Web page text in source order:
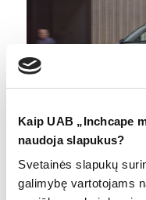
Kaip UAB „Inchcape
naudoja slapukus?
Svetainės slapukų
galimybę vartotojams